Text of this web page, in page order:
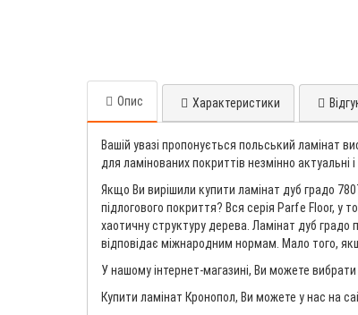
Опис Характеристики
Вашій увазі пропонується польський ламінат
для ламінованих покриттів незмінно актуальні і
Якщо Ви вирішили купити ламінат дуб градо
підлогового покриття? Вся серія Parfe Floor, у
хаотичну структуру дерева. Ламінат дуб градо
відповідає міжнародним нормам. Мало того,
У нашому інтернет-магазині, Ви можете
Купити ламінат Кронопол, Ви можете у нас на